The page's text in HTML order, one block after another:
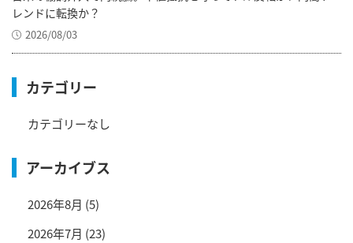
レンドに転換か？
2026/08/03
カテゴリー
カテゴリーなし
アーカイブス
2026年8月 (5)
2026年7月 (23)